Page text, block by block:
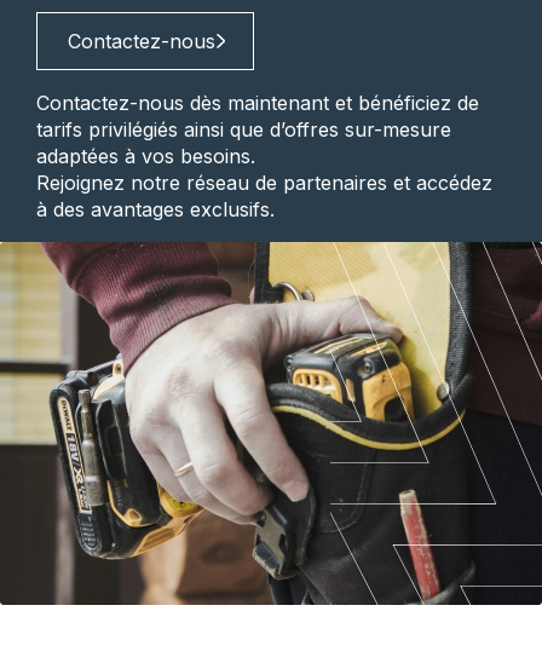
Contactez-nous
Contactez-nous dès maintenant et bénéficiez de
tarifs privilégiés ainsi que d’offres sur-mesure
adaptées à vos besoins.
Rejoignez notre réseau de partenaires et accédez
à des avantages exclusifs.